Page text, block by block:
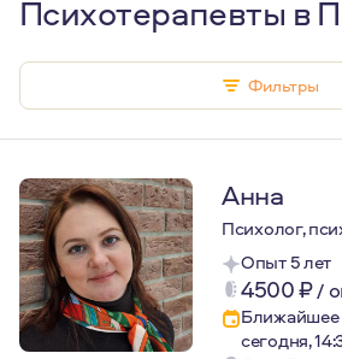
Психотерапевты в
Фильтры
Анна
Психолог,
Опыт 5 лет
4500₽/
Ближайшее
сегодня,